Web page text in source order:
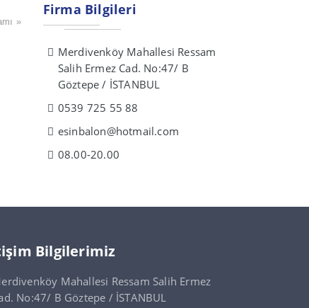
»
Firma Bilgileri
Merdivenköy Mahallesi Ressam
Salih Ermez Cad. No:47/ B
Göztepe / İSTANBUL
0539 725 55 88
esinbalon@hotmail.com
08.00-20.00
Bilgilerimiz
Mahallesi Ressam Salih Ermez
No:47/ B Göztepe / İSTANBUL